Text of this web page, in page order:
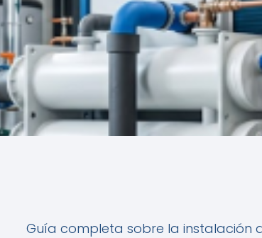
Guía completa sobre la instalación